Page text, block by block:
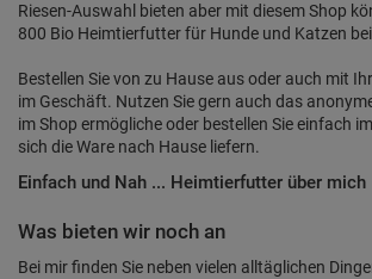
Riesen-Auswahl bieten aber mit diesem Shop
800 Bio Heimtierfutter für Hunde und Katzen
Bestellen Sie von zu Hause aus oder auch mit
im Geschäft. Nutzen Sie gern auch das
im Shop ermögliche oder bestellen Sie einfach
sich die Ware nach Hause liefern.
Einfach und Nah ... Heimtierfutter über mich
Was bieten wir noch an
Bei mir finden Sie neben vielen alltäglichen